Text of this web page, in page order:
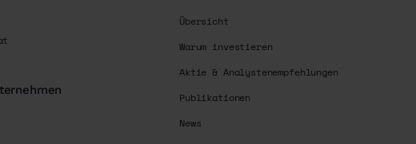
Übersicht
Warum investieren
Aktie & Analystenempfehlungen
Publikationen
News